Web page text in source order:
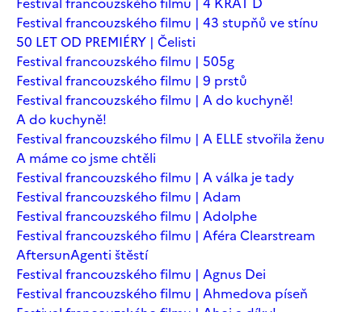
Festival francouzského filmu | 43 stupňů ve stínu
50 LET OD PREMIÉRY | Čelisti
Festival francouzského filmu | 505g
Festival francouzského filmu | 9 prstů
Festival francouzského filmu | A do kuchyně!
A do kuchyně!
Festival francouzského filmu | A ELLE stvořila ženu
A máme co jsme chtěli
Festival francouzského filmu | A válka je tady
Festival francouzského filmu | Adam
Festival francouzského filmu | Adolphe
Festival francouzského filmu | Aféra Clearstream
AftersunAgenti štěstí
Festival francouzského filmu | Agnus Dei
Festival francouzského filmu | Ahmedova píseň